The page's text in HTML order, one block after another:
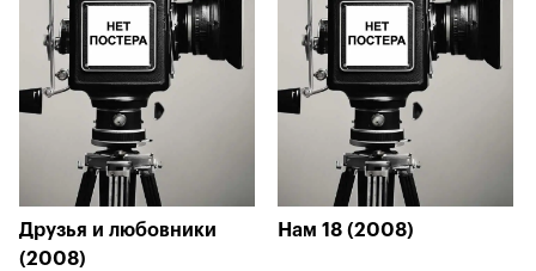
Друзья и любовники
(2008)
Нам 18 (2008)